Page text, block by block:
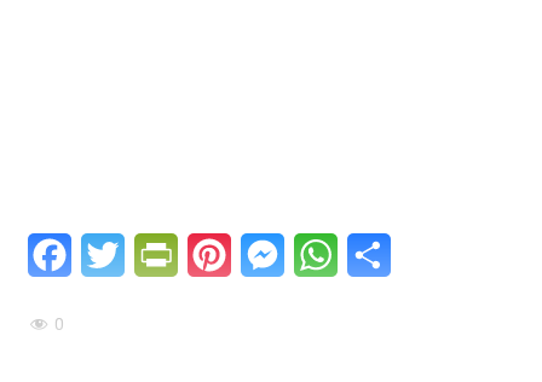
FacebookTwitter PrintFriendly
PinterestMessengerWhatsApp
0